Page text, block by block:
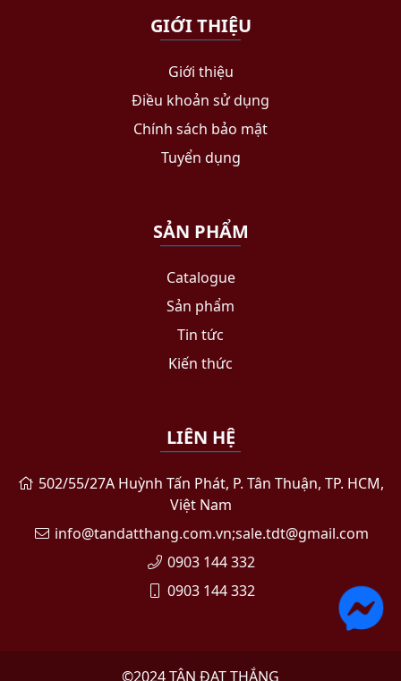
GIỚI THIỆU
Giới thiệu
Điều khoản sử dụng
Chính sách bảo mật
Tuyển dụng
SẢN PHẨM
Catalogue
Sản phẩm
Tin tức
Kiến thức
LIÊN HỆ
502/55/27A Huỳnh Tấn Phát, P. Tân Thuận, TP. HCM,
Việt Nam
info@tandatthang.com.vn;sale.tdt@gmail.com
0903 144 332
0903 144 332
©2024TÂN ĐẠT THẮNG